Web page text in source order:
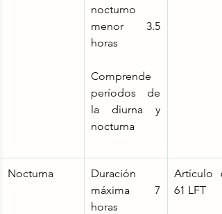
nocturno
menor 3.5
horas
Comprende
períodos de
la diurna y
nocturna
Nocturna
Duración
máxima 7
horas
Artículo
61 LFT